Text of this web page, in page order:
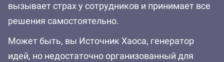
вызывает страх у сотрудников и принимает все
решения самостоятельно.
Может быть, вы Источник Хаоса, генератор
идей, но недостаточно организованный для